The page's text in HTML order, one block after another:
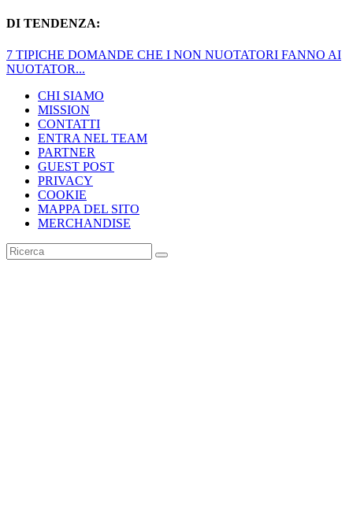
DI TENDENZA:
UNA VITA DA NUOTATORI MASTER
MISSION
CONTATTI
ENTRA NEL TEAM
PARTNER
GUEST POST
PRIVACY
COOKIE
MAPPA DEL SITO
MERCHANDISE